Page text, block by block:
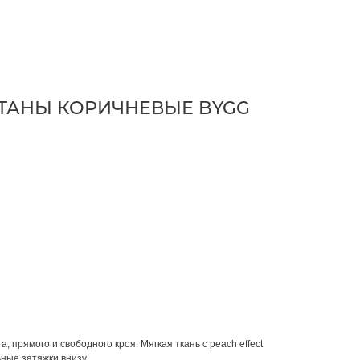
КОРИЧНЕВЫЕ BYGG
и свободного кроя. Мягкая ткань с peach effect